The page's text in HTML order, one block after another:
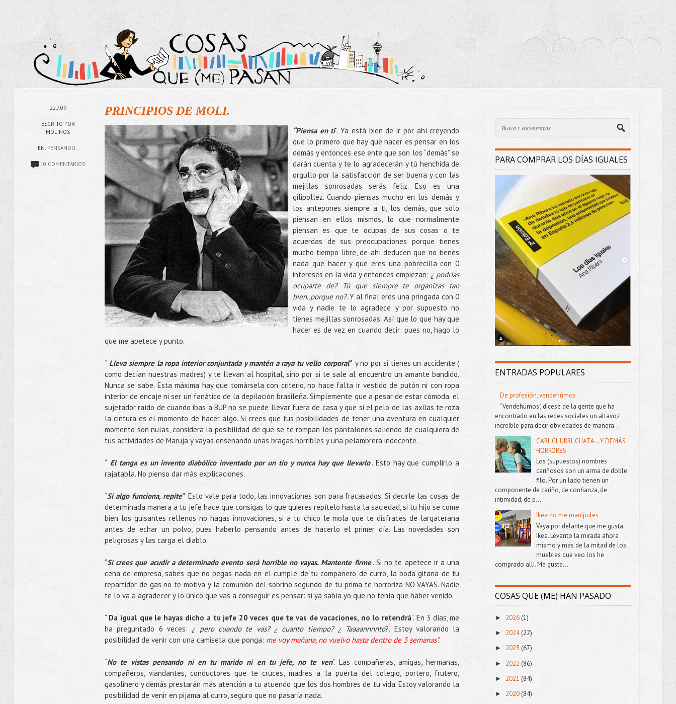
22.7.09
ESCRITO POR
MOLINOS
EN: PENSANDO..
10 COMENTARIOS
PRINCIPIOS DE MOLI.
“Piensa en ti”. Ya está bien de ir por ahí creyendo
que lo primero que hay que hacer es pensar en los
demás y entonces ese ente que son los “demás” se
darán cuenta y te lo agradecerán y tú henchida de
orgullo por la satisfacción de ser buena y con las
mejillas sonrosadas serás feliz. Eso es una
gilipollez. Cuando piensas mucho en los demás y
los antepones siempre a ti, los demás, que sólo
piensan en ellos mismos, lo que normalmente
piensan es que te ocupas de sus cosas o te
acuerdas de sus preocupaciones porque tienes
mucho tiempo libre, de ahí deducen que no tienes
nada que hacer y que eres una pobrecilla con 0
intereses en la vida y entonces empiezan:¿ podrías
ocuparte de? Tú que siempre te organizas tan
bien..porque no?. Y al final eres una pringada con 0
vida y nadie te lo agradece y por supuesto no
tienes mejillas sonrosadas. Así que lo que hay que
hacer es de vez en cuando decir: pues no, hago lo
que me apetece y punto.
“ Lleva siempre la ropa interior conjuntada y mantén a raya tu vello corporal” y no por si tienes un accidente (
como decían nuestras madres) y te llevan al hospital, sino por si te sale al encuentro un amante bandido.
Nunca se sabe. Esta máxima hay que tomársela con criterio, no hace falta ir vestido de putón ni con ropa
interior de encaje ni ser un fanático de la depilación brasileña. Simplemente que a pesar de estar cómoda..el
sujetador raído de cuando ibas a BUP no se puede llevar fuera de casa y que si el pelo de las axilas te roza
la cintura es el momento de hacer algo. Si crees que tus posibilidades de tener una aventura en cualquier
momento son nulas, considera la posibilidad de que se te rompan los pantalones saliendo de cualquiera de
tus actividades de Maruja y vayas enseñando unas bragas horribles y una pelambrera indecente.
“ El tanga es un invento diabólico inventado por un tío y nunca hay que llevarlo”. Esto hay que cumplirlo a
rajatabla. No pienso dar más explicaciones.
“Si algo funciona, repite” Esto vale para todo, las innovaciones son para fracasados. Si decirle las cosas de
determinada manera a tu jefe hace que consigas lo que quieres repítelo hasta la saciedad, si tu hijo se come
bien los guisantes rellenos no hagas innovaciones, si a tu chico le mola que te disfraces de largaterana
antes de echar un polvo, pues haberlo pensando antes de hacerlo el primer día. Las novedades son
peligrosas y las carga el diablo.
“Si crees que acudir a determinado evento será horrible no vayas. Mantente firme”. Si no te apetece ir a una
cena de empresa, sabes que no pegas nada en el cumple de tu compañero de curro, la boda gitana de tu
repartidor de gas no te motiva y la comunión del sobrino segundo de tu prima te horroriza NO VAYAS. Nadie
te lo va a agradecer y lo único que vas a conseguir es pensar: si ya sabía yo que no tenía que haber venido.
“ Da igual que le hayas dicho a tu jefe 20 veces que te vas de vacaciones, no lo retendrá”. En 3 días, me
ha preguntado 6 veces:¿ pero cuando te vas? ¿ cuanto tiempo? ¿ Taaaannnnto?. Estoy valorando la
posibilidad de venir con una camiseta que ponga: me voy mañana, no vuelvo hasta dentro de 3 semanas”.
“No te vistas pensando ni en tu marido ni en tu jefe, no te ven”. Las compañeras, amigas, hermanas,
compañeros, viandantes, conductores que te cruces, madres a la puerta del colegio, portero, frutero,
gasolinero y demás prestarán más atención a tu atuendo que los dos hombres de tu vida. Estoy valorando la
posibilidad de venir en pijama al curro, seguro que no pasaría nada.
PARA COMPRAR LOS DÍAS IGUALES
ENTRADAS POPULARES
De profesión, vendehúmos
"Vendehúmos", dícese de la gente que ha
encontrado en las redes sociales un altavoz
increíble para decir obviedades de manera...
CARI, CHURRI, CHATA...Y DEMÁS
HORRORES
Los (supuestos) nombres
cariñosos son un arma de doble
filo. Por un lado tienen un
componente de cariño, de confianza, de
intimidad, de p...
Ikea no me manipules
Vaya por delante que me gusta
Ikea. Levanto la mirada ahora
mismo y más de la mitad de los
muebles que veo los he
comprado allí. Me gusta...
COSAS QUE (ME) HAN PASADO
► 2026 (1)
► 2024(22)
► 2023 (67)
► 2022 (86)
► 2021 (84)
► 2020(84)